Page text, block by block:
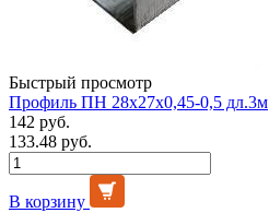
Быстрый просмотр
Профиль ПН 28х27х0,45-0,5 дл.3м
142 руб.
133.48 руб.
В корзину